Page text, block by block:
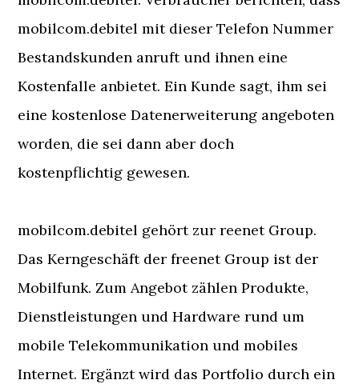
mobilcom.debitel mit dieser Telefon Nummer
Bestandskunden anruft und ihnen eine
Kostenfalle anbietet. Ein Kunde sagt, ihm sei
eine kostenlose Datenerweiterung angeboten
worden, die sei dann aber doch
kostenpflichtig gewesen.
mobilcom.debitel gehört zur reenet Group.
Das Kerngeschäft der freenet Group ist der
Mobilfunk. Zum Angebot zählen Produkte,
Dienstleistungen und Hardware rund um
mobile Telekommunikation und mobiles
Internet. Ergänzt wird das Portfolio durch ein